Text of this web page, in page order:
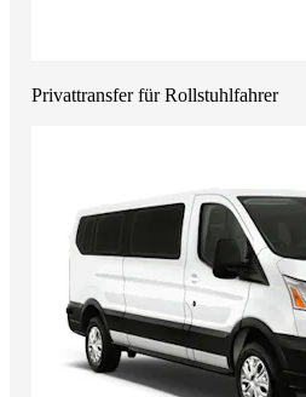
Privattransfer für Rollstuhlfahrer